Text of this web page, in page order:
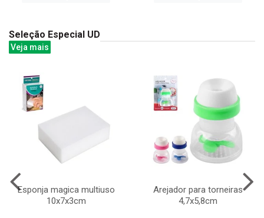
Seleção Especial UD
Veja mais
Esponja magica multiuso
10x7x3cm
Arejador para torneiras
4,7x5,8cm